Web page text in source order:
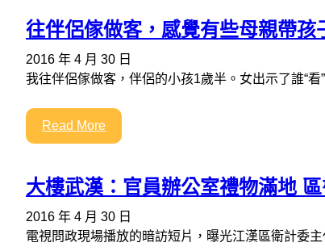
往伴侶傢做客，感覺有些母親帶孩
2016 年 4 月 30 日
我往伴侶傢做客，伴侶的小孩1歲半。女出示了誰“看
Read More
大樓武漢：官員辦公室禮物滿地
2016 年 4 月 30 日
電視問政現場播放的暗訪短片，曝光江漢區衛計委